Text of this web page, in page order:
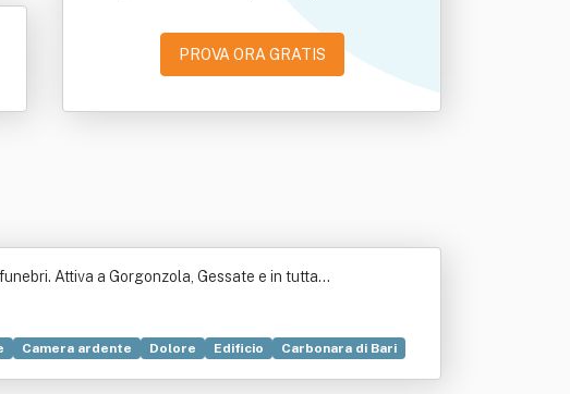
PROVA ORA GRATIS
Attiva a Gorgonzola, Gessate e in tutta…
Camera ardente Dolore Edificio
Carbonara di Bari